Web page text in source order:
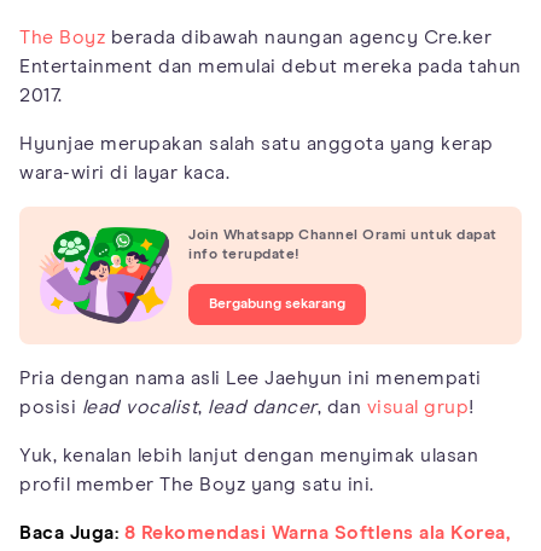
The Boyz berada dibawah naungan agency Cre.ker
Entertainment dan memulai debut mereka pada tahun
2017.
Hyunjae merupakan salah satu anggota yang kerap
wara-wiri di layar kaca.
Join Whatsapp Channel Orami untuk dapat
info terupdate!
Bergabung sekarang
Pria dengan nama asli Lee Jaehyun ini menempati
posisi lead vocalist, lead dancer, dan visual grup!
Yuk, kenalan lebih lanjut dengan menyimak ulasan
profil member The Boyz yang satu ini.
Baca Juga: 8 Rekomendasi Warna Softlens ala Korea,